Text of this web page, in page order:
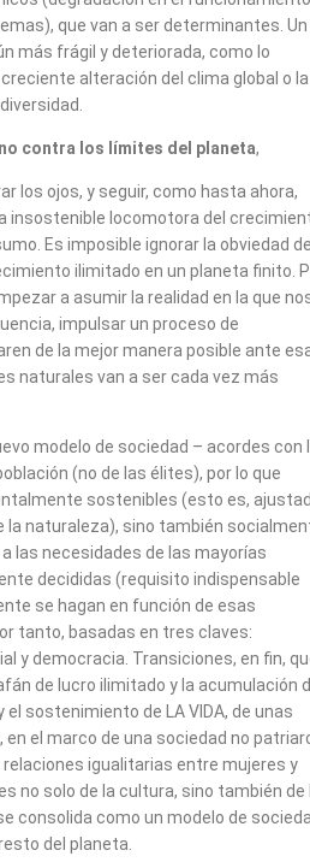
que van a ser determinantes. Un
más frágil y deteriorada, como lo
alteración del clima global o la
contra los límites del planeta,
los ojos, y seguir, como hasta ahora,
insostenible locomotora del
Es imposible ignorar la obviedad
ilimitado en un planeta finito.
a asumir la realidad en la que
impulsar un proceso de
de la mejor manera posible ante
naturales van a ser cada vez más
modelo de sociedad – acordes con
(no de las élites), por lo que
sostenibles (esto es,
la naturaleza), sino también
las necesidades de las mayorías
decididas (requisito indispensable
se hagan en función de esas
tanto, basadas en tres claves:
y democracia. Transiciones, en fin,
de lucro ilimitado y la acumulación
sostenimiento de LA VIDA, de unas
en el marco de una sociedad no
igualitarias entre mujeres y
no solo de la cultura, sino también de
consolida como un modelo de
del planeta.